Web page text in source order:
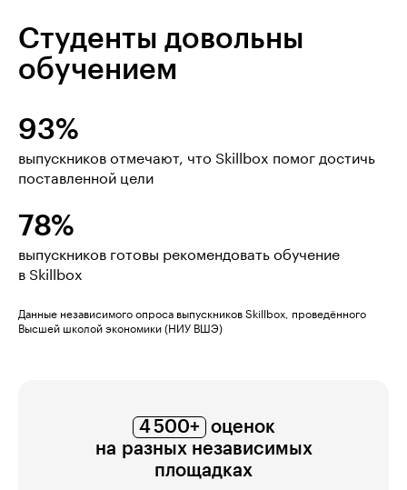
Студенты довольны
обучением
93%
выпускников отмечают, что Skillbox помог достичь
поставленной цели
78%
выпускников готовы рекомендовать обучение
в Skillbox
Данные независимого опроса выпускников Skillbox, проведённого
Высшей школой экономики (НИУ ВШЭ)
4 500+ оценок
на разных независимых
площадках